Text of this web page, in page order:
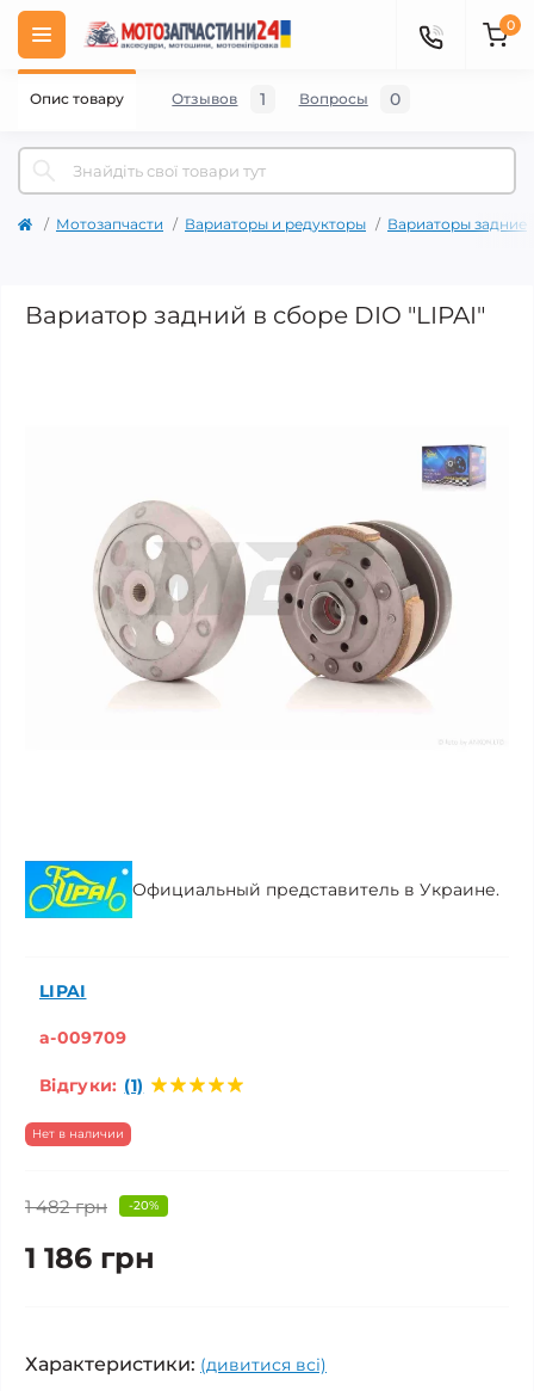
0
Мотозапчасти Вариаторы и редукторы Вариаторы задние
Вариатор задний в сборе DIO "LIPAI"
Официальный представитель в Украине.
LIPAI
a-009709
Відгуки: (1)
Нет в наличии
1 482 грн -20%
1 186 грн
Характеристики: (дивитися всі)
Опис товару Отзывов 1 Вопросы 0